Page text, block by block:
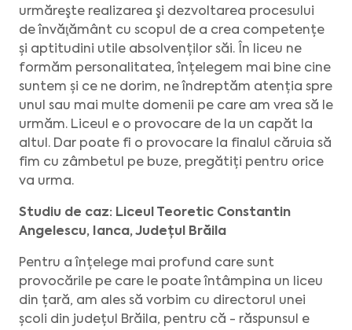
urmăreşte realizarea şi dezvoltarea procesului
de învăţământ cu scopul de a crea competențe
și aptitudini utile absolvenților săi. În liceu ne
formăm personalitatea, înțelegem mai bine cine
suntem și ce ne dorim, ne îndreptăm atenția spre
unul sau mai multe domenii pe care am vrea să le
urmăm. Liceul e o provocare de la un capăt la
altul. Dar poate fi o provocare la finalul căruia să
fim cu zâmbetul pe buze, pregătiți pentru orice
va urma.
Studiu de caz: Liceul Teoretic Constantin
Angelescu, Ianca, Județul Brăila
Pentru a înțelege mai profund care sunt
provocările pe care le poate întâmpina un liceu
din țară, am ales să vorbim cu directorul unei
școli din județul Brăila, pentru că - răspunsul e